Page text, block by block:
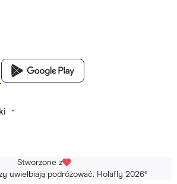
Stworzone z
uwielbiają podróżować. Holafly 2026®